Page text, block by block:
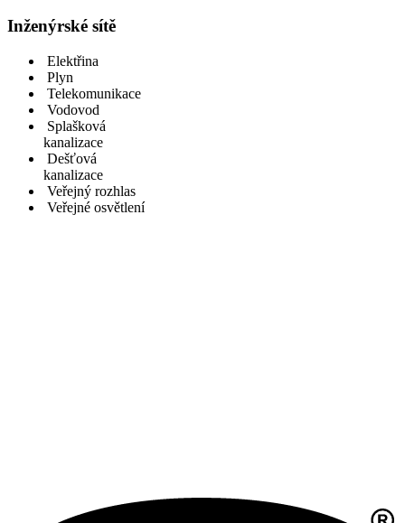
Inženýrské sítě
Elektřina
Plyn
Telekomunikace
Vodovod
Splašková
kanalizace
Dešťová
kanalizace
Veřejný rozhlas
Veřejné osvětlení